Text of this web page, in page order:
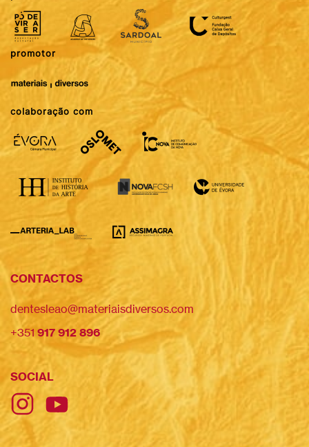
promotor
colaboração com
CONTACTOS
dentesleao@materiaisdiversos.com
+351 917 912 896
SOCIAL